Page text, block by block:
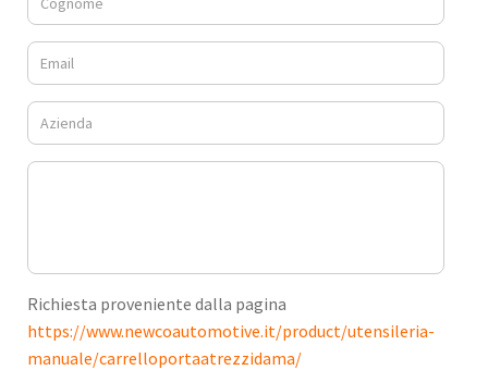
Richiesta proveniente dalla pagina
https://www.newcoautomotive.it/product/utensileria-
manuale/carrelloportaatrezzidama/